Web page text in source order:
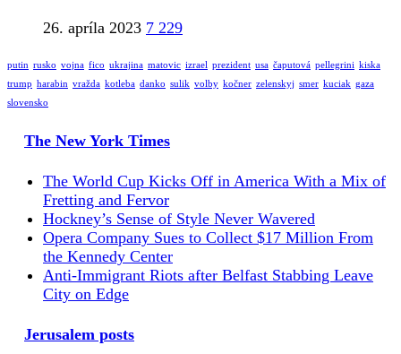
26. apríla 2023 7 229
putin rusko vojna fico ukrajina matovic izrael prezident usa čaputová pellegrini kiska
trump harabin vražda kotleba danko sulik volby kočner zelenskyj smer kuciak gaza
slovensko
The New York Times
The World Cup Kicks Off in America With a Mix of
Fretting and Fervor
Hockney’s Sense of Style Never Wavered
Opera Company Sues to Collect $17 Million From
the Kennedy Center
Anti-Immigrant Riots after Belfast Stabbing Leave
City on Edge
Jerusalem posts